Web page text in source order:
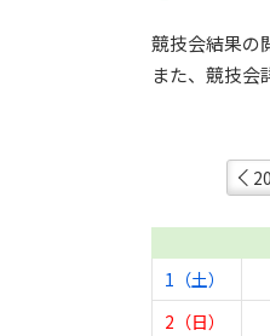
競技会結果の
また、競技会
1（土）
2（日）